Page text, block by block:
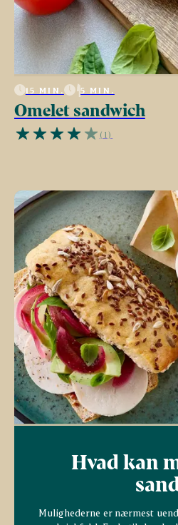
15 MIN. 5 MIN.
Omelet sandwich
(1)
Hvad kan
Mulighederne er nærmest